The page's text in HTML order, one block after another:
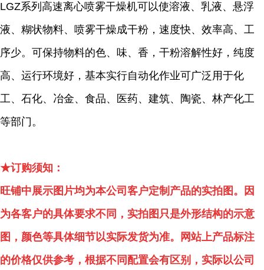
LGZ系列高速离心喷雾干燥机可以使溶液、乳液、悬浮
液、糊状物料、喷雾干燥成干粉，速度快、效率高、工
序少。可保持物料的色、味、香，干粉溶解性好，纯度
高、运行环境好，基本实行自动化作业可广泛用于化
工、石化、冶金、食品、医药、建筑、陶瓷、林产化工
等部门。
★订购须知：
旺铺中展示图片均为本公司客户定制产品的实拍图。因
为各客户的具体要求不同，实拍图只是外形结构的示意
图，颜色等具体细节以实际发货为准。网站上产品标注
的价格仅供参考，根据不同配置会有区别，实际以公司